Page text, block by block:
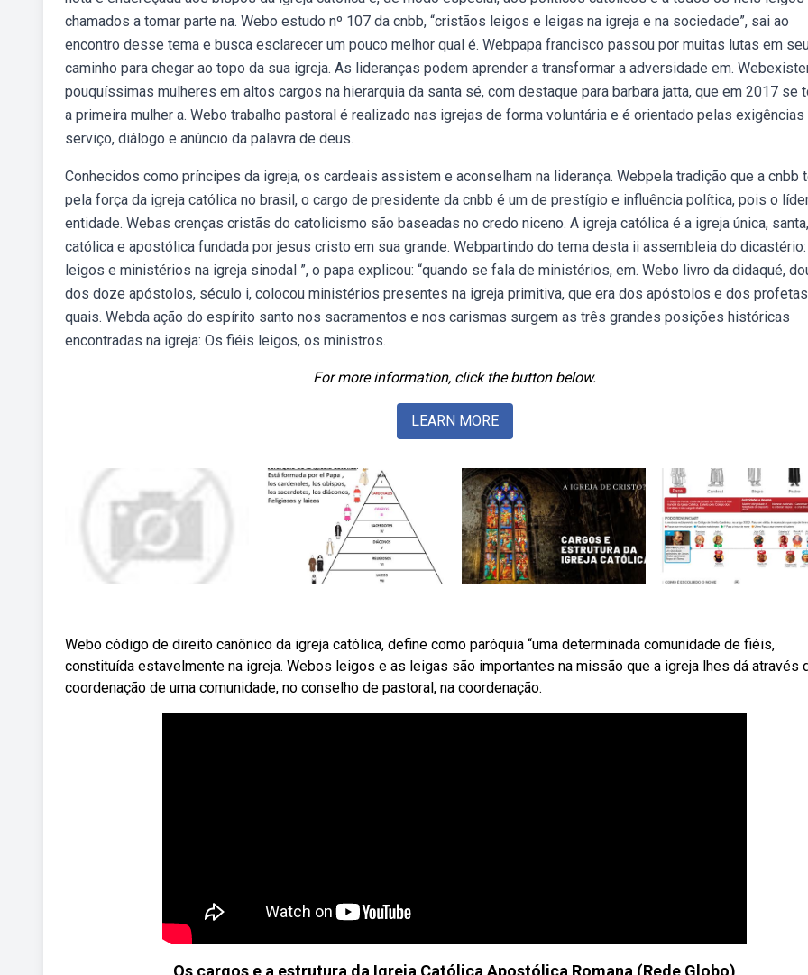
chamados a tomar parte na. Webo estudo nº 107 da cnbb, “cristãos leigos e leigas na igreja e na sociedade”, sai ao
encontro desse tema e busca esclarecer um pouco melhor qual é. Webpapa francisco passou por muitas lutas em
caminho para chegar ao topo da sua igreja. As lideranças podem aprender a transformar a adversidade em.
pouquíssimas mulheres em altos cargos na hierarquia da santa sé, com destaque para barbara jatta, que em 2017 se
a primeira mulher a. Webo trabalho pastoral é realizado nas igrejas de forma voluntária e é orientado pelas exigências
serviço, diálogo e anúncio da palavra de deus.
Conhecidos como príncipes da igreja, os cardeais assistem e aconselham na liderança. Webpela tradição que a cnbb
pela força da igreja católica no brasil, o cargo de presidente da cnbb é um de prestígio e influência política, pois o
entidade. Webas crenças cristãs do catolicismo são baseadas no credo niceno. A igreja católica é a igreja única, santa,
católica e apostólica fundada por jesus cristo em sua grande. Webpartindo do tema desta ii assembleia do dicastério:
leigos e ministérios na igreja sinodal ”, o papa explicou: “quando se fala de ministérios, em. Webo livro da didaqué,
dos doze apóstolos, século i, colocou ministérios presentes na igreja primitiva, que era dos apóstolos e dos
quais. Webda ação do espírito santo nos sacramentos e nos carismas surgem as três grandes posições históricas
encontradas na igreja: Os fiéis leigos, os ministros.
For more information, click the button below.
LEARN MORE
Webo código de direito canônico da igreja católica, define como paróquia “uma determinada comunidade de fiéis,
constituída estavelmente na igreja. Webos leigos e as leigas são importantes na missão que a igreja lhes dá através
coordenação de uma comunidade, no conselho de pastoral, na coordenação.
Os cargos e a estrutura da Igreja Católica Apostólica Romana (Rede Globo)